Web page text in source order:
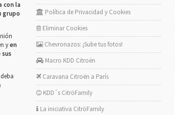
con la
grupo
yen
sus
Política de Privacidad y Cookies
Eliminar Cookies
Chevronazos: ¡Sube tus fotos!
Macro KDD Citroën
Caravana Citroën a París
KDD´s CitröFamily
La iniciativa CitröFamily